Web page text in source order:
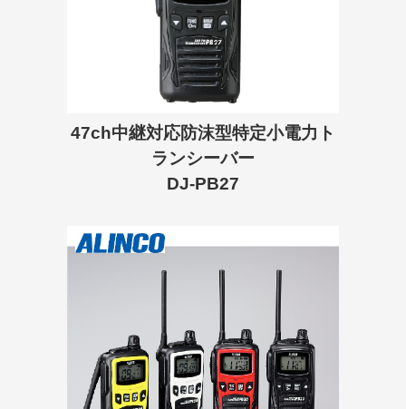
47ch中継対応防沫型特定小電力ト
ランシーバー
DJ-PB27